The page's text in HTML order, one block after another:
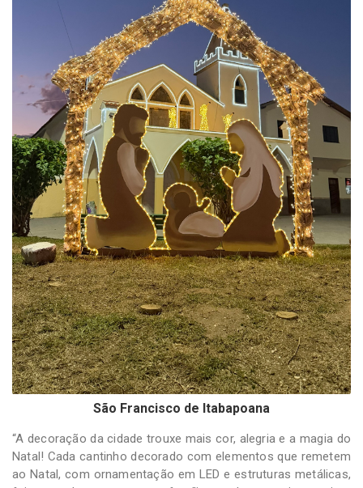
São Francisco de Itabapoana
“A decoração da cidade trouxe mais cor, alegria e a magia do
Natal! Cada cantinho decorado com elementos que remetem
ao Natal, com ornamentação em LED e estruturas metálicas,